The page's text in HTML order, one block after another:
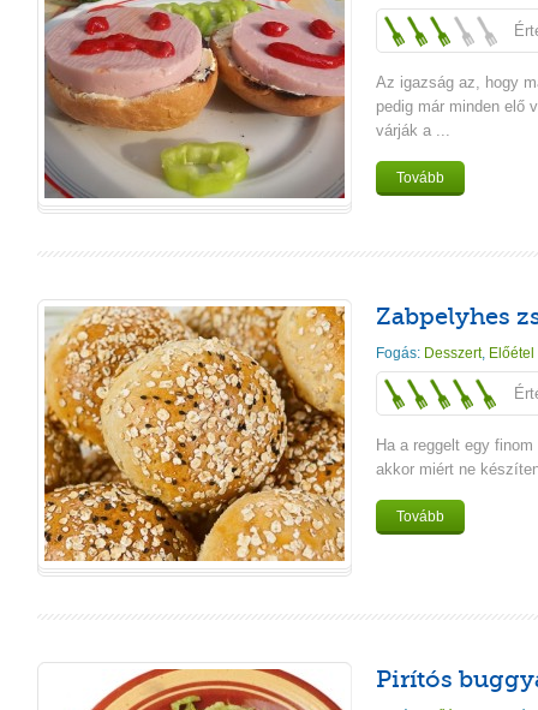
Az igazság az, hogy
pedig már minden elő
várják a ...
Tovább
Zabpelyhes
Fogás: Desszert, Előétel
Ha a reggelt egy
akkor miért ne
Tovább
Pirítós